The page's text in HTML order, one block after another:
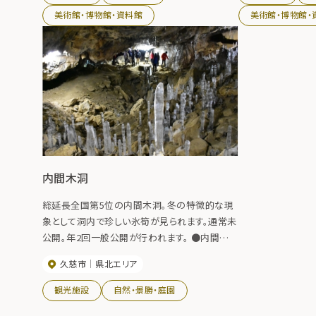
ます。
美術館・博物館・資料館 美術館・博物館
内間木洞
総延長全国第5位の内間木洞。冬の特徴的な現
象として洞内で珍しい氷筍が見られます。通常未
公開。年2回一般公開が行われます。 ●内間木
久慈市 県北エリア
観光施設 自然・景勝・庭園